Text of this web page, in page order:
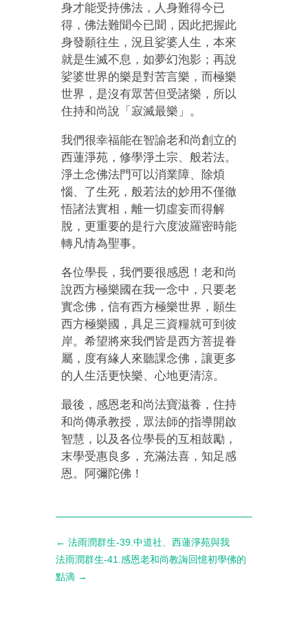
身才能受持佛法，人身難得今已
得，佛法難聞今已聞，因此把握此
身發願往生，況且娑婆人生，本來
就是生滅不息，如夢幻泡影；再說
娑婆世界的樂是對苦言樂，而極樂
世界，是沒有眾苦但受諸樂，所以
住持和尚說「寂滅最樂」。
我們很幸福能在智諭老和尚創立的
西蓮淨苑，修學淨土宗、般若法。
淨土念佛法門可以消業障、除煩
惱、了生死，般若法的妙用不僅徹
悟諸法實相，離一切虛妄而得解
脫，更重要的是行六度波羅密時能
轉凡情為聖事。
各位學長，我們要很感恩！老和尚
說西方極樂國在我一念中，只要老
實念佛，信有西方極樂世界，願生
西方極樂國，具足三資糧就可到彼
岸。希望將來我們皆是西方菩提眷
屬，度有緣人來聽課念佛，讓更多
的人生活更快樂、心地更清涼。
最後，感恩老和尚法寶滋養，住持
和尚傳承教授，眾法師的指導開啟
智慧，以及各位學長的互相鼓勵，
末學受惠良多，充滿法喜，知足感
恩。阿彌陀佛！
← 法雨潤群生-39.中道社、西蓮淨苑與我
法雨潤群生-41.感恩老和尚教誨回憶初學佛的
點滴→